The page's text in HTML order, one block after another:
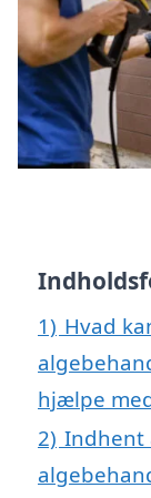
1) Hvad
hjælpe
2) Indhent